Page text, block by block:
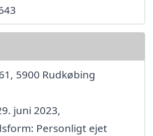
5900 Rudkøbing
juni 2023,
Personligt ejet